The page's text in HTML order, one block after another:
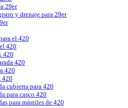
29er
y drenaje para 29er
el 420
420
420
420
420
420
cubierta para 420
para casco 420
para mástiles de 420